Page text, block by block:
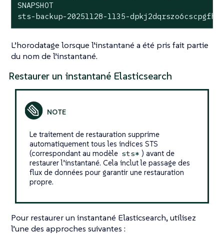
SNAPSHOT
sts-backup-20251128-1135-
L’horodatage lorsque l’instantané a été pris fait partie
du nom de l’instantané.
Restaurer un instantané Elasticsearch
Le traitement de restauration supprime
automatiquement tous les indices STS
(correspondant au modèle sts* ) avant de
restaurer l’instantané. Cela inclut le passage des
flux de données pour garantir une restauration
propre.
Pour restaurer un instantané Elasticsearch, utilisez
l’une des approches suivantes :